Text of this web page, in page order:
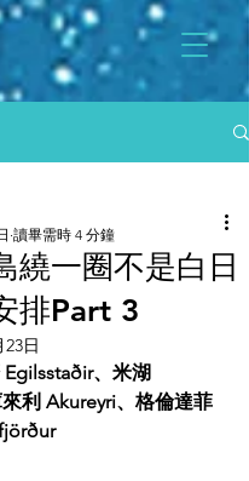
繞一圈不是白日
排Part 3
讀畢需時 4 分鐘
23日
Egilsstaðir、米湖
利 Akureyri、格倫達菲